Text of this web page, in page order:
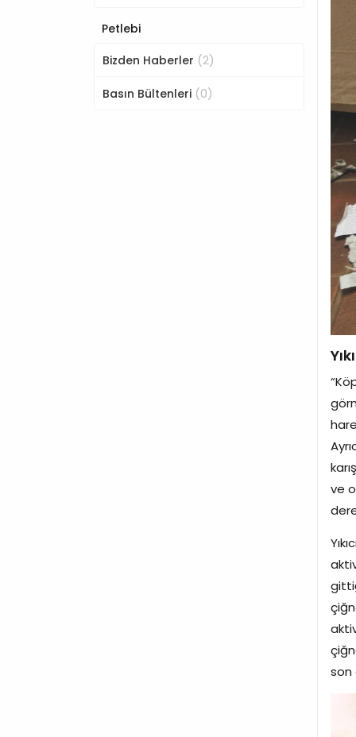
ve
son
Petlebi
Bizden Haberler (2)
Basın Bültenleri (0)